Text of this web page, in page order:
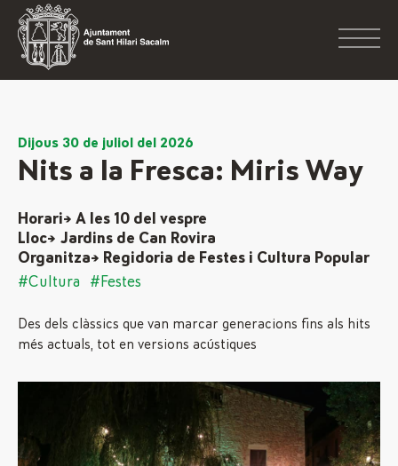
Dijous 30 de juliol del 2026
Nits a la Fresca: Miris Way
Horari→ A les 10 del vespre
Lloc→ Jardins de Can Rovira
Organitza→ Regidoria de Festes i Cultura Popular
#Cultura
#Festes
Des dels clàssics que van marcar generacions fins als hits
més actuals, tot en versions acústiques